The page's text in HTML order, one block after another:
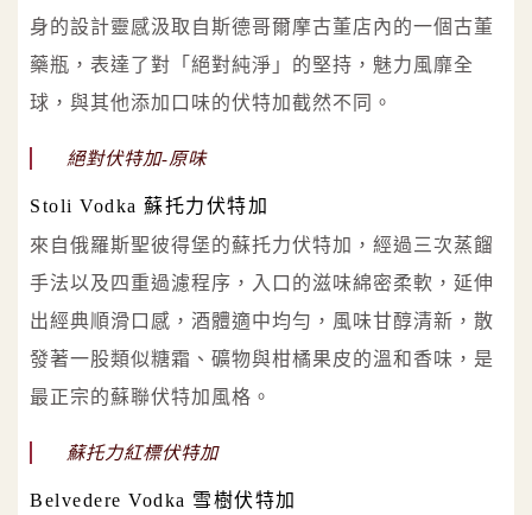
身的設計靈感汲取自斯德哥爾摩古董店內的一個古董
藥瓶，表達了對「絕對純淨」的堅持，魅力風靡全
球，與其他添加口味的伏特加截然不同。
絕對伏特加-原味
Stoli Vodka 蘇托力伏特加
來自俄羅斯聖彼得堡的蘇托力伏特加，經過三次蒸餾
手法以及四重過濾程序，入口的滋味綿密柔軟，延伸
出經典順滑口感，酒體適中均勻，風味甘醇清新，散
發著一股類似糖霜、礦物與柑橘果皮的溫和香味，是
最正宗的蘇聯伏特加風格。
蘇托力紅標伏特加
Belvedere Vodka 雪樹伏特加